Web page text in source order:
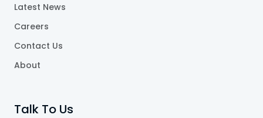
Latest News
Careers
Contact Us
About
Talk To Us